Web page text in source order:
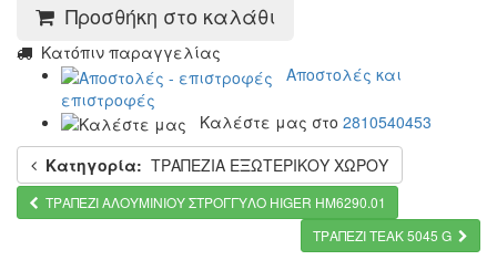
Προσθήκη στο καλάθι
Kατόπιν παραγγελίας
Αποστολές και
επιστροφές
Καλέστε μας στο 2810540453
Κατηγορία: ΤΡΑΠΕΖΙΑ ΕΞΩΤΕΡΙΚΟΥ ΧΩΡΟΥ
ΤΡΑΠΕΖΙ ΑΛΟΥΜΙΝΙΟΥ ΣΤΡΟΓΓΥΛΟ HIGER HM6290.01
ΤΡΑΠΕΖΙ ΤΕΑΚ 5045 G